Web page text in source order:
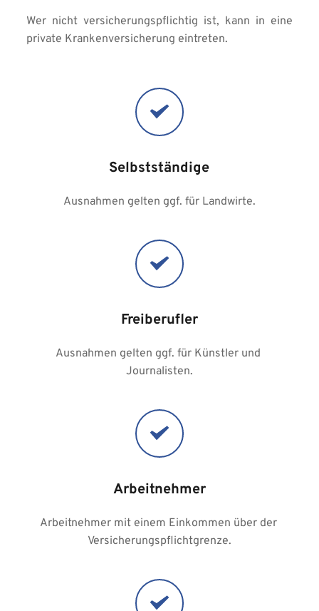
Wer nicht versicherungspflichtig ist, kann in eine
private Krankenversicherung eintreten.
Selbstständige
Ausnahmen gelten ggf. für Landwirte.
Freiberufler
Ausnahmen gelten ggf. für Künstler und
Journalisten.
Arbeitnehmer
Arbeitnehmer mit einem Einkommen über der
Versicherungspflichtgrenze.